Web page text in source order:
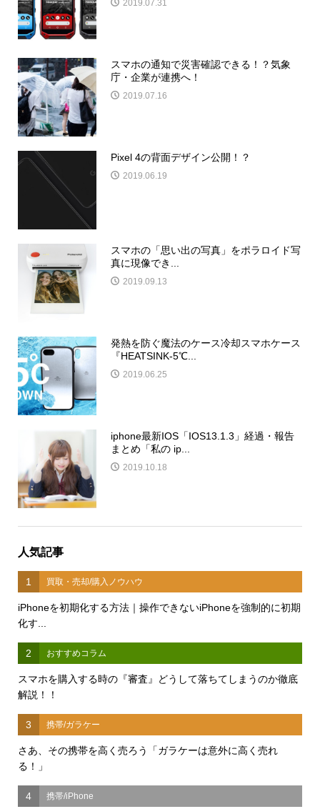
2019.07.31
スマホの通知で災害確認できる！？気象
庁・企業が連携へ！
2019.07.16
Pixel 4の背面デザイン公開！？
2019.06.19
スマホの「思い出の写真」をポラロイド写
真に現像でき...
2019.09.13
発熱を防ぐ魔法のケース冷却スマホケース
『HEATSINK-5℃...
2019.06.25
iphone最新IOS「IOS13.1.3」経過・報告
まとめ「私の ip...
2019.10.18
人気記事
1 買取・売却/購入ノウハウ
iPhoneを初期化する方法｜操作できないiPhoneを強制的に初期
化す...
2 おすすめコラム
スマホを購入する時の『審査』どうして落ちてしまうのか徹底
解説！！
3 携帯/ガラケー
さあ、その携帯を高く売ろう「ガラケーは意外に高く売れ
る！」
4 携帯/iPhone